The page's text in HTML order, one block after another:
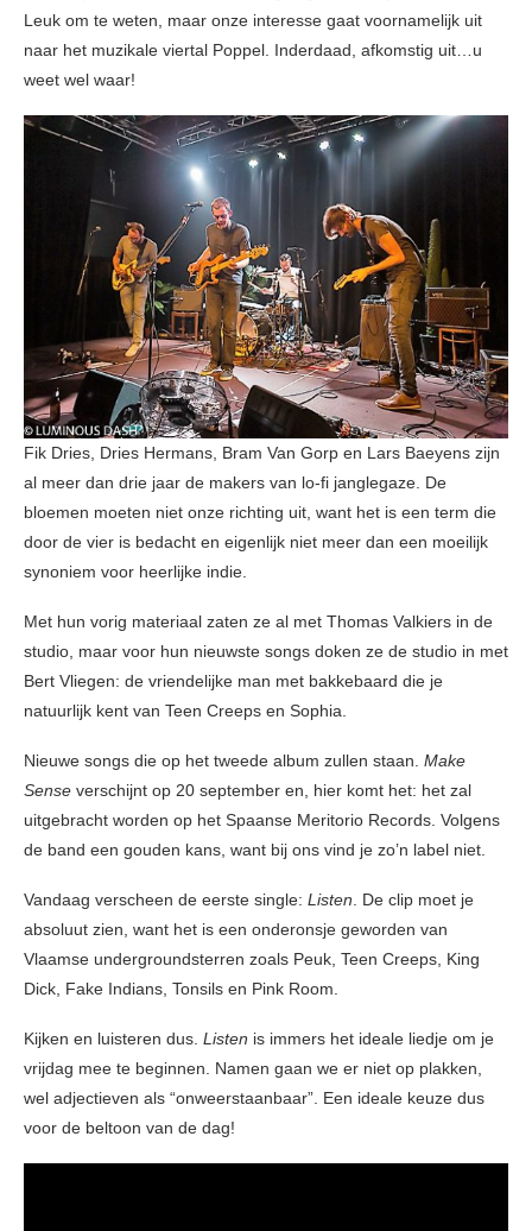
Leuk om te weten, maar onze interesse gaat voornamelijk uit
naar het muzikale viertal Poppel. Inderdaad, afkomstig uit…u
weet wel waar!
Fik Dries, Dries Hermans, Bram Van Gorp en Lars Baeyens zijn
al meer dan drie jaar de makers van lo-fi janglegaze. De
bloemen moeten niet onze richting uit, want het is een term die
door de vier is bedacht en eigenlijk niet meer dan een moeilijk
synoniem voor heerlijke indie.
Met hun vorig materiaal zaten ze al met Thomas Valkiers in de
studio, maar voor hun nieuwste songs doken ze de studio in met
Bert Vliegen: de vriendelijke man met bakkebaard die je
natuurlijk kent van Teen Creeps en Sophia.
Nieuwe songs die op het tweede album zullen staan. Make
Sense verschijnt op 20 september en, hier komt het: het zal
uitgebracht worden op het Spaanse Meritorio Records. Volgens
de band een gouden kans, want bij ons vind je zo’n label niet.
Vandaag verscheen de eerste single: Listen. De clip moet je
absoluut zien, want het is een onderonsje geworden van
Vlaamse undergroundsterren zoals Peuk, Teen Creeps, King
Dick, Fake Indians, Tonsils en Pink Room.
Kijken en luisteren dus. Listen is immers het ideale liedje om je
vrijdag mee te beginnen. Namen gaan we er niet op plakken,
wel adjectieven als “onweerstaanbaar”. Een ideale keuze dus
voor de beltoon van de dag!